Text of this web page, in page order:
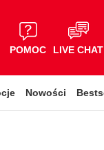
POMOC LIVE CHAT
Nowości